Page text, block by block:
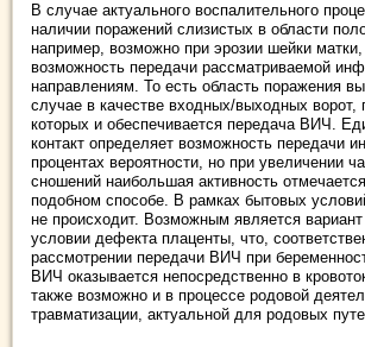
В случае актуального воспалительного
наличии поражений слизистых в области
например, возможно при эрозии шейки матки,
возможность передачи рассматриваемой
направлениям. То есть область поражения
случае в качестве входных/выходных ворот,
которых и обеспечивается передача ВИЧ.
контакт определяет возможность передачи
процентах вероятности, но при увеличении
сношений наибольшая активность
подобном способе. В рамках бытовых
не происходит. Возможным является
условии дефекта плаценты, что,
рассмотрении передачи ВИЧ при
ВИЧ оказывается непосредственно в
также возможно и в процессе родовой
травматизации, актуальной для родовых